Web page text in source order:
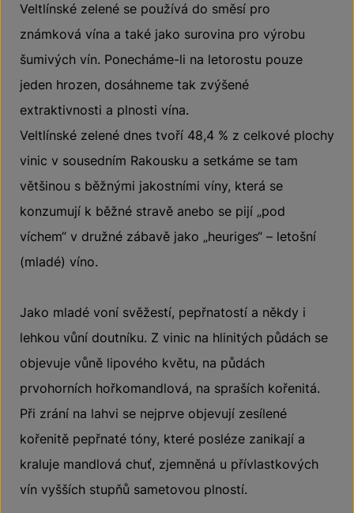
Veltlínské zelené se používá do směsí pro
známková vína a také jako surovina pro výrobu
šumivých vín. Ponecháme-li na letorostu pouze
jeden hrozen, dosáhneme tak zvýšené
extraktivnosti a plnosti vína.
Veltlínské zelené dnes tvoří 48,4 % z celkové plochy
vinic v sousedním Rakousku a setkáme se tam
většinou s běžnými jakostními víny, která se
konzumují k běžné stravě anebo se pijí „pod
víchem“ v družné zábavě jako „heuriges“ – letošní
(mladé) víno.
Jako mladé voní svěžestí, pepřnatostí a někdy i
lehkou vůní doutníku. Z vinic na hlinitých půdách se
objevuje vůně lipového květu, na půdách
prvohorních hořkomandlová, na spraších kořenitá.
Při zrání na lahvi se nejprve objevují zesílené
kořenitě pepřnaté tóny, které posléze zanikají a
kraluje mandlová chuť, zjemněná u přívlastkových
vín vyšších stupňů sametovou plností.